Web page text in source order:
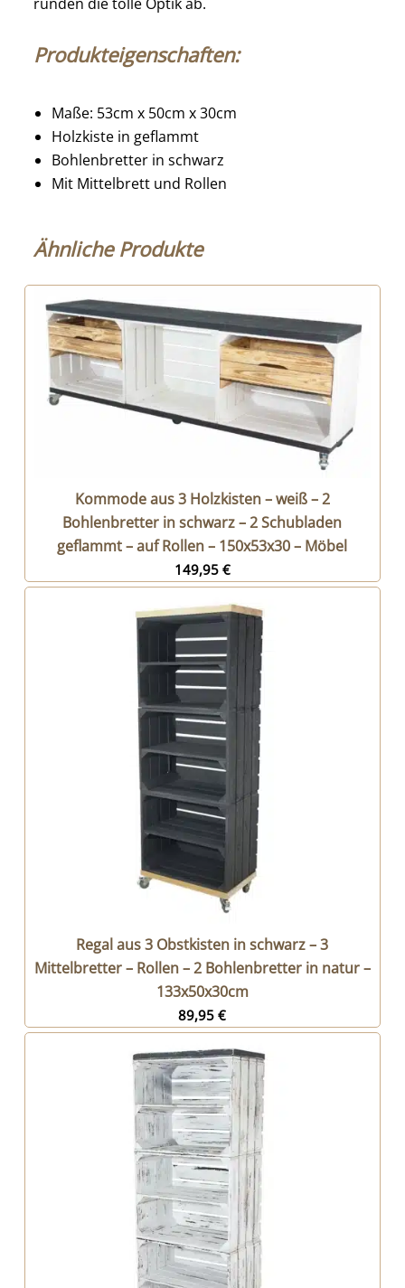
runden die tolle Optik ab.
Produkteigenschaften:
Maße: 53cm x 50cm x 30cm
Holzkiste in geflammt
Bohlenbretter in schwarz
Mit Mittelbrett und Rollen
Ähnliche Produkte
Kommode aus 3 Holzkisten – weiß – 2
Bohlenbretter in schwarz – 2 Schubladen
geflammt – auf Rollen – 150x53x30 – Möbel
149,95 €
Regal aus 3 Obstkisten in schwarz – 3
Mittelbretter – Rollen – 2 Bohlenbretter in natur –
133x50x30cm
89,95€